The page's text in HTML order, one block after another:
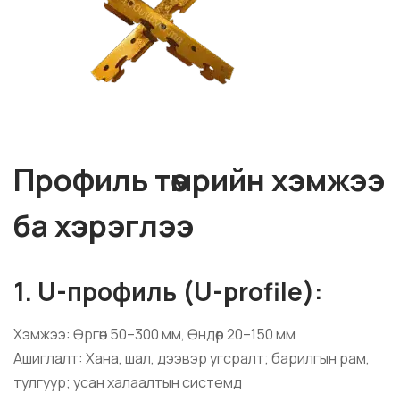
Профиль төмрийн хэмжээ
ба хэрэглээ
1. U-профиль (U-profile):
Хэмжээ: Өргөн 50–300 мм, Өндөр 20–150 мм
Ашиглалт: Хана, шал, дээвэр угсралт; барилгын рам,
тулгуур; усан халаалтын системд